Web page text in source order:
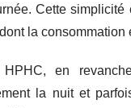
Cette simplicité
la consommation
HPHC, en
la nuit et